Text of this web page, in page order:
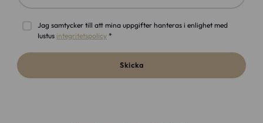
Jag samtycker till att mina uppgifter hanteras i enlighet med
Iustus integritetspolicy*
Skicka